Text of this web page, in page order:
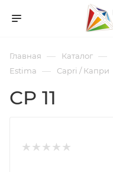
Главная — Каталог —
Estima — Capri / Капри
CP 11